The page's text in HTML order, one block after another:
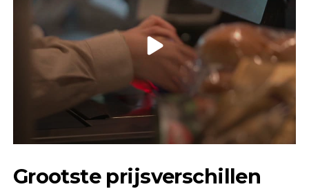
Grootste prijsverschillen